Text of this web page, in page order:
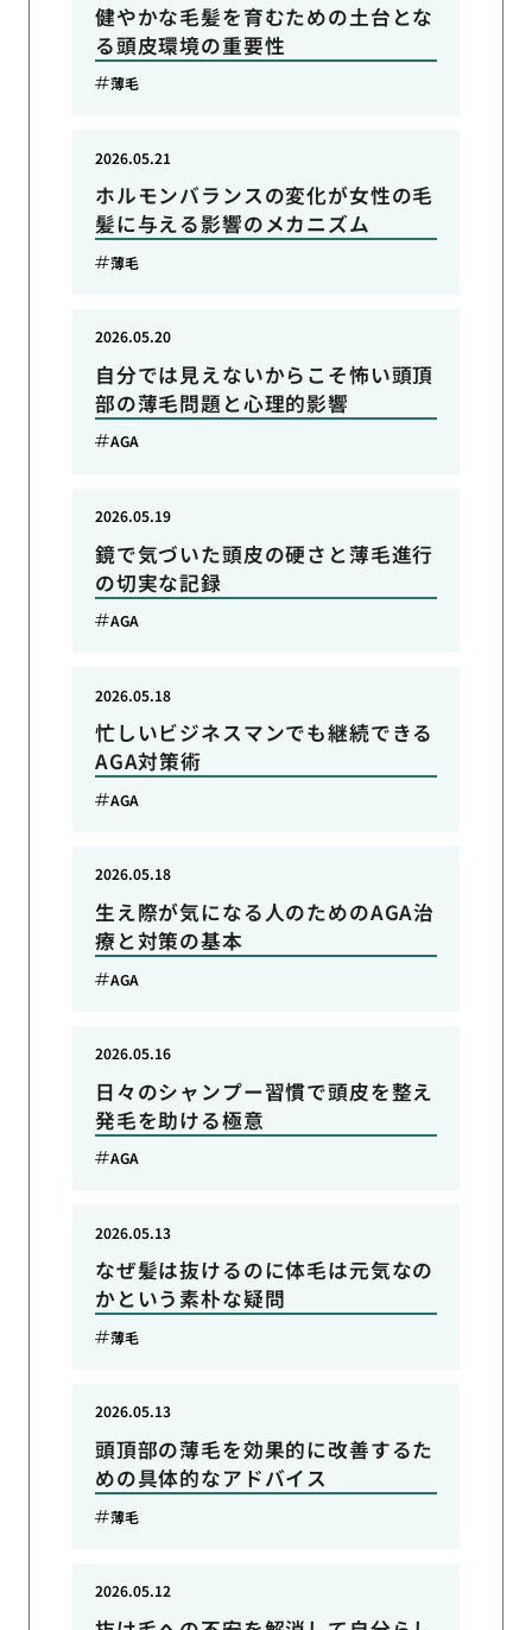
健やかな毛髪を育むための土台とな
る頭皮環境の重要性
薄毛
ホルモンバランスの変化が女性の毛
髪に与える影響のメカニズム
2026.05.21
薄毛
自分では見えないからこそ怖い頭頂
部の薄毛問題と心理的影響
2026.05.20
AGA
鏡で気づいた頭皮の硬さと薄毛進行
の切実な記録
2026.05.19
AGA
忙しいビジネスマンでも継続できる
AGA対策術
2026.05.18
AGA
生え際が気になる人のためのAGA治
療と対策の基本
2026.05.18
AGA
日々のシャンプー習慣で頭皮を整え
発毛を助ける極意
2026.05.16
AGA
なぜ髪は抜けるのに体毛は元気なの
かという素朴な疑問
2026.05.13
薄毛
頭頂部の薄毛を効果的に改善するた
めの具体的なアドバイス
2026.05.13
薄毛
2026.05.12